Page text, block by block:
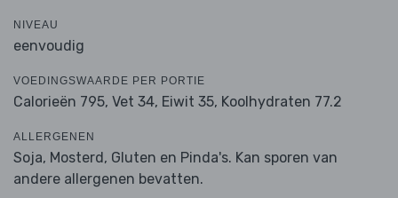
NIVEAU
eenvoudig
VOEDINGSWAARDE PER PORTIE
Calorieën 795, Vet 34, Eiwit 35, Koolhydraten 77.2
ALLERGENEN
Soja, Mosterd, Gluten en Pinda's. Kan sporen van
andere allergenen bevatten.